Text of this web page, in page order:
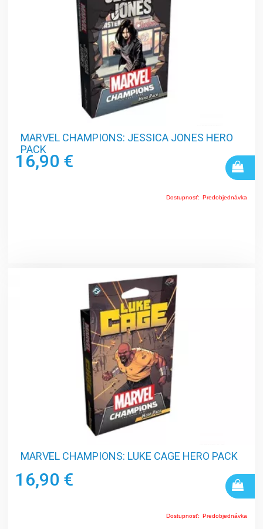
MARVEL CHAMPIONS: JESSICA JONES HERO
PACK
16,90 €
Dostupnosť: Predobjednávka
MARVEL CHAMPIONS: LUKE CAGE HERO PACK
16,90 €
Dostupnosť: Predobjednávka